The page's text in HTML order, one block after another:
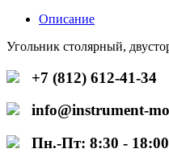
Описание
Угольник столярный,
+7 (812) 612-41-34
info@instrument-
Пн.-Пт: 8:30 - 18:00